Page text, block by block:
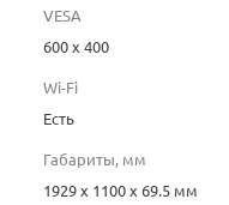
VESA
600 x 400
Wi-Fi
Есть
Габариты, мм
1929 x 1100 x 69.5 мм